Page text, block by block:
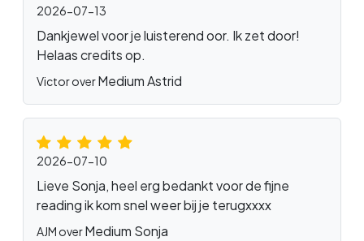
2026-07-13
Dankjewel voor je luisterend oor. Ik zet door!
Helaas credits op.
Victor overMedium Astrid
2026-07-10
Lieve Sonja, heel erg bedankt voor de fijne
reading ik kom snel weer bij je terugxxxx
AJM overMedium Sonja